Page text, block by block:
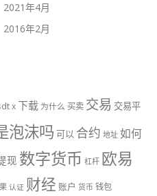
2021年4月
2016年2月
x下载 为什么 买卖 交易 交易平
泡沫吗 可以 合约 地址 如何
现 数字货币 杠杆 欧易
认证 财经 账户 货币 钱包